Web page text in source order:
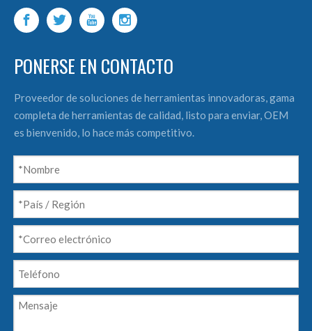
PONERSE EN CONTACTO
Proveedor de soluciones de herramientas innovadoras, gama
completa de herramientas de calidad, listo para enviar, OEM
es bienvenido, lo hace más competitivo.